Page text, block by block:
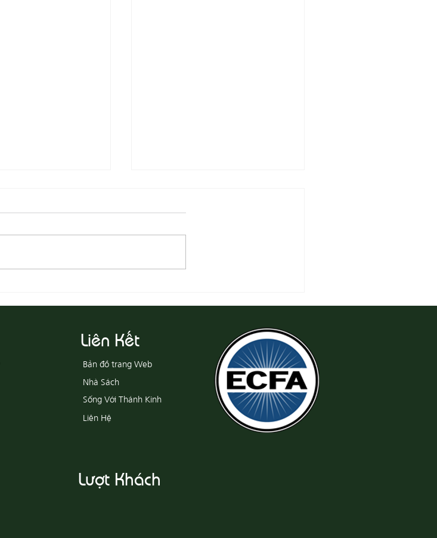
Liên Kết
Bản đồ trang Web
Nhà Sách
Sống Với Thánh Kinh
Liên Hệ
Lượt Khách